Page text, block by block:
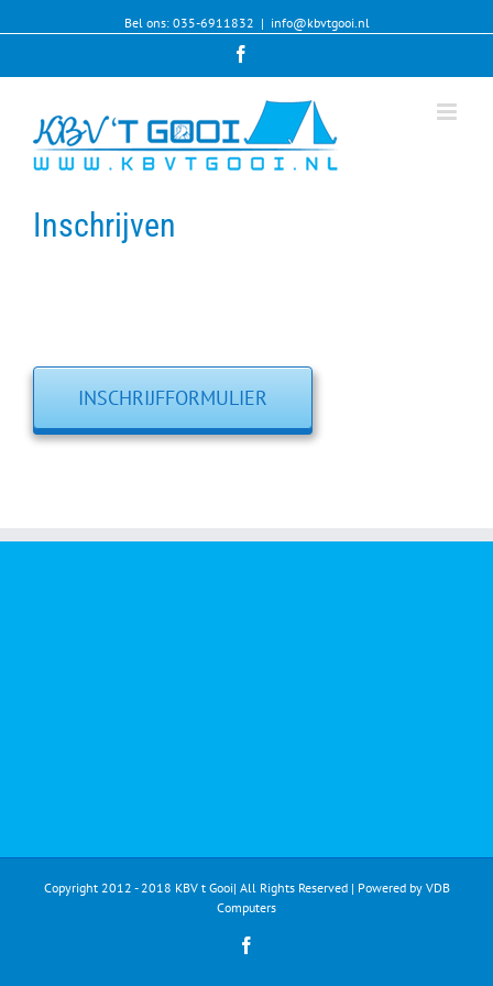
Bel ons: 035-6911832 | info@kbvtgooi.nl
Inschrijven
INSCHRIJFFORMULIER
Copyright 2012 - 2018 KBV t Gooi| All Rights Reserved | Powered by VDB
Computers